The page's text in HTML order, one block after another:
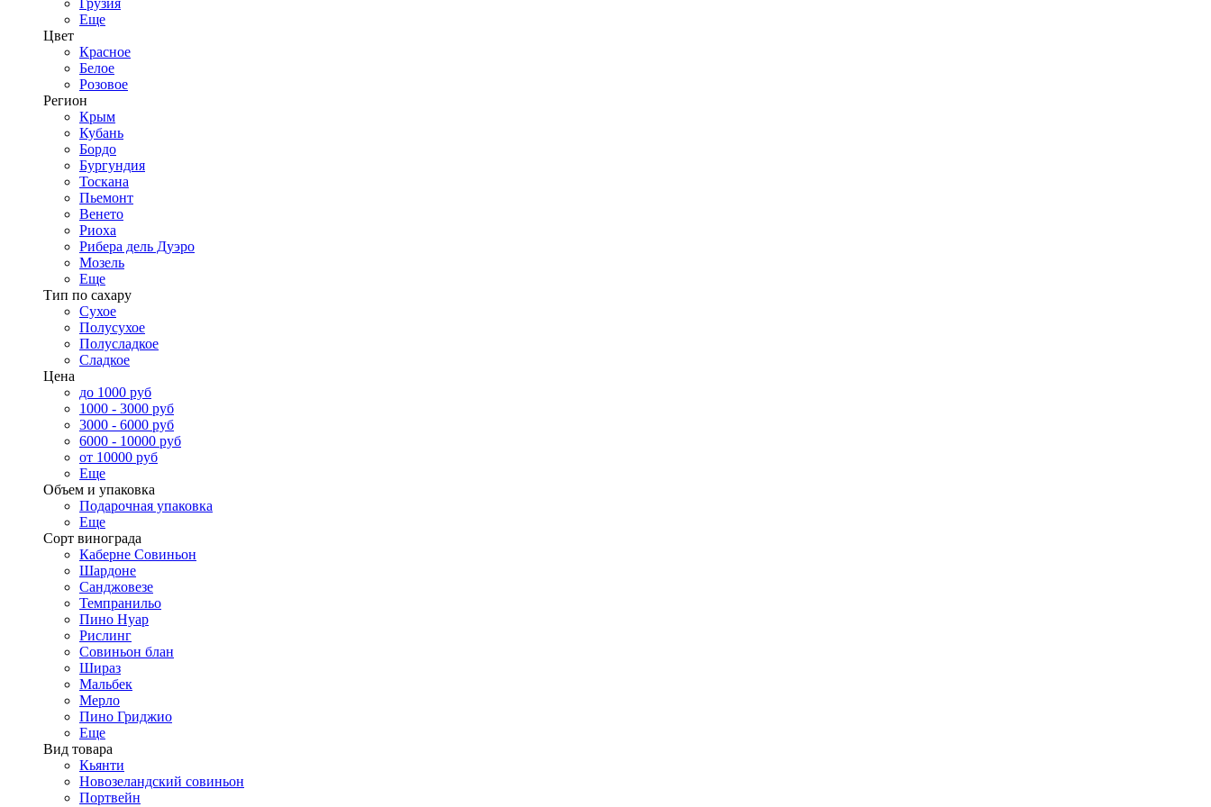
Грузия
Еще
Цвет
Красное
Белое
Розовое
Регион
Крым
Кубань
Бордо
Бургундия
Тоскана
Пьемонт
Венето
Риоха
Рибера дель Дуэро
Мозель
Еще
Тип по сахару
Сухое
Полусухое
Полусладкое
Сладкое
Цена
до 1000 руб
1000 - 3000 руб
3000 - 6000 руб
6000 - 10000 руб
от 10000 руб
Еще
Объем и упаковка
Подарочная упаковка
Еще
Сорт винограда
Каберне Совиньон
Шардоне
Санджовезе
Темпранильо
Пино Нуар
Рислинг
Совиньон блан
Шираз
Мальбек
Мерло
Пино Гриджио
Еще
Вид товара
Кьянти
Новозеландский совиньон
Портвейн